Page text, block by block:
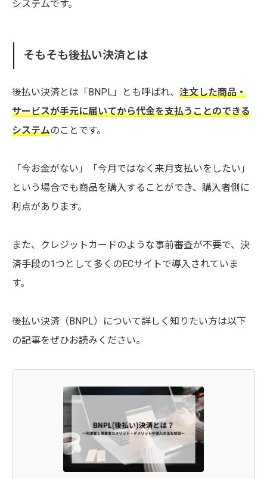
システムです。
そもそも後払い決済とは
後払い決済とは「BNPL」とも呼ばれ、 注文した商品・
サービスが手元に届いてから代金を支払うことのできる
システムのことです。
「今お金がない」「今月ではなく来月支払いをしたい」
という場合でも商品を購入することができ、購入者側に
利点があります。
また、クレジットカードのような事前審査が不要で、決
済手段の1つとして多くのECサイトで導入されていま
す。
後払い決済（BNPL）について詳しく知りたい方は以下
の記事をぜひお読みください。